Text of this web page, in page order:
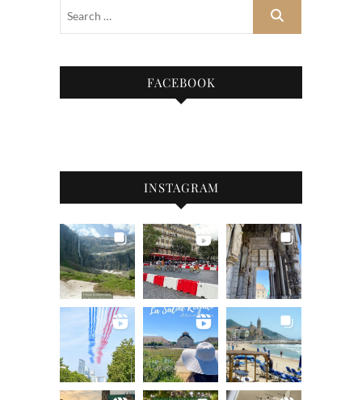
FACEBOOK
INSTAGRAM